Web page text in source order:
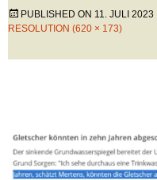
PUBLISHED ON 11. JULI 2023
RESOLUTION (620 × 173)